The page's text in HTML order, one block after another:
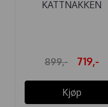
KATTNAKKEN
899,- 719,-
Kjøp